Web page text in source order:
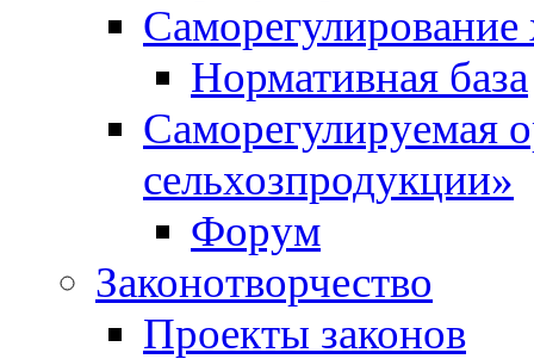
Саморегулирование
Нормативная база
Саморегулируемая
сельхозпродукции»
Форум
Законотворчество
Проекты законов